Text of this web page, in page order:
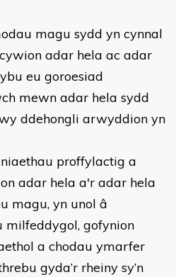
magu sydd yn cynnal
adar hela ac adar
eu goroesiad
mewn adar hela sydd
ddehongli arwyddion yn
proffylactig a
adar hela a'r adar hela
magu, yn unol â
gofynion
a chodau ymarfer
gyda’r rheiny sy’n